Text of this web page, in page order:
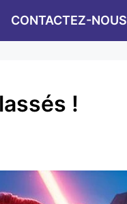
CONTACTEZ-NOUS
!